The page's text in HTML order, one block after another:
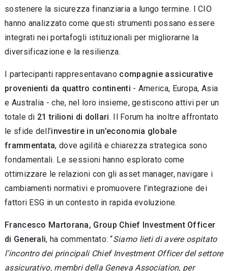
sostenere la sicurezza finanziaria a lungo termine. I CIO
hanno analizzato come questi strumenti possano essere
integrati nei portafogli istituzionali per migliorarne la
diversificazione e la resilienza.
I partecipanti rappresentavano compagnie assicurative
provenienti da quattro continenti - America, Europa, Asia
e Australia - che, nel loro insieme, gestiscono attivi per un
totale di 21 trilioni di dollari. Il Forum ha inoltre affrontato
le sfide dell’investire in un’economia globale
frammentata, dove agilità e chiarezza strategica sono
fondamentali. Le sessioni hanno esplorato come
ottimizzare le relazioni con gli asset manager, navigare i
cambiamenti normativi e promuovere l’integrazione dei
fattori ESG in un contesto in rapida evoluzione.
Francesco Martorana, Group Chief Investment Officer
di Generali, ha commentato: “Siamo lieti di avere ospitato
l’incontro dei principali Chief Investment Officer del settore
assicurativo, membri della Geneva Association, per